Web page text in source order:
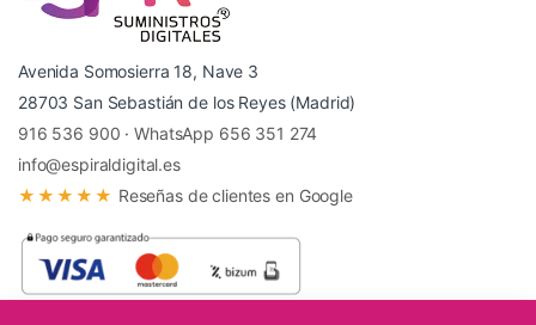
Avenida Somosierra 18, Nave 3
28703 San Sebastián de los Reyes (Madrid)
916 536 900 ·WhatsApp 656 351 274
info@espiraldigital.es
★★★★★ Reseñas de clientes en Google